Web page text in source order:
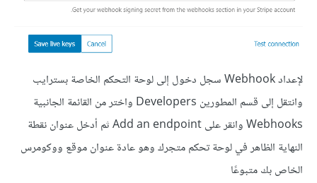
لإعداد Webhook سجل دخول إلى لوحة التحكم الخاصة بسترايب
وانتقل إلى قسم المطورين Developers واختر من القائمة الجانبية
Webhooks وانقر على Add an endpoint ثم أدخل عنوان نقطة
النهاية الظاهر في لوحة تحكم متجرك وهو عادة عنوان موقع ووكومرس
الخاص بك متبوعًا